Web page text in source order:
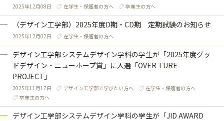
2025年12月08日 在学生・保護者の方へ 卒業生の方へ
（デザイン工学部）2025年度D期・CD期 定期試験のお知らせ
2025年12月02日 在学生・保護者の方へ
デザイン工学部システムデザイン学科の学生が「2025年度グッ
ドデザイン・ニューホープ賞」に入選「OVER TURE
PROJECT」
2025年11月17日 デザイン工学部で学びたい方へ
在学生・保護者の方へ
卒業生の方へ
デザイン工学部システムデザイン学科の学生が「JID AWARD